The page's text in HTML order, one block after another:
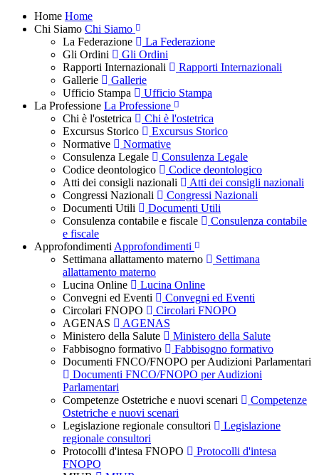
Home Home
Chi Siamo Chi Siamo
La Federazione
La Federazione
Gli Ordini
Gli Ordini
Rapporti Internazionali
Rapporti Internazionali
Gallerie
Gallerie
Ufficio Stampa
Ufficio Stampa
La Professione La Professione
Chi è l'ostetrica
Chi è l'ostetrica
Excursus Storico
Excursus Storico
Normative
Normative
Consulenza Legale
Consulenza Legale
Codice deontologico
Codice deontologico
Atti dei consigli nazionali
Atti dei consigli nazionali
Congressi Nazionali
Congressi Nazionali
Documenti Utili
Documenti Utili
Consulenza contabile e fiscale
Consulenza contabile
e fiscale
Approfondimenti Approfondimenti
Settimana allattamento materno
Settimana
allattamento materno
Lucina Online
Lucina Online
Convegni ed Eventi
Convegni ed Eventi
Circolari FNOPO
Circolari FNOPO
AGENAS
AGENAS
Ministero della Salute
Ministero della Salute
Fabbisogno formativo
Fabbisogno formativo
Documenti FNCO/FNOPO per Audizioni Parlamentari
Documenti FNCO/FNOPO per Audizioni
Parlamentari
Competenze Ostetriche e nuovi scenari
Competenze
Ostetriche e nuovi scenari
Legislazione regionale consultori
Legislazione
regionale consultori
Protocolli d'intesa FNOPO
Protocolli d'intesa
FNOPO